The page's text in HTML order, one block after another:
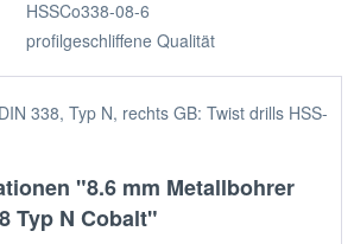
HSSCo338-08-6
profilgeschliffene Qualität
338, Typ N, rechts GB: Twist drills HSS-
"8.6 mm Metallbohrer
Typ N Cobalt"